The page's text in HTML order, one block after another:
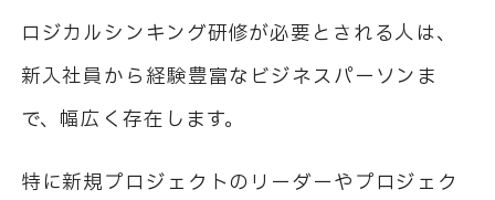
ロジカルシンキング研修が必要とされる人は、
新入社員から経験豊富なビジネスパーソンま
で、幅広く存在します。
特に新規プロジェクトのリーダーやプロジェク